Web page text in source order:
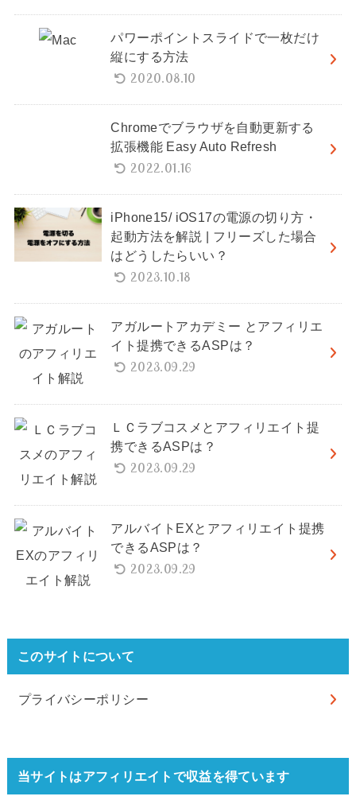
パワーポイントスライドで一枚だけ
縦にする方法
2020.08.10
Chromeでブラウザを自動更新する
拡張機能 Easy Auto Refresh
2022.01.16
iPhone15/ iOS17の電源の切り方・
起動方法を解説 | フリーズした場合
はどうしたらいい？
2023.10.18
アガルートアカデミー とアフィリエ
イト提携できるASPは？
2023.09.29
ＬＣラブコスメとアフィリエイト提
携できるASPは？
2023.09.29
アルバイトEXとアフィリエイト提携
できるASPは？
2023.09.29
このサイトについて
プライバシーポリシー
当サイトはアフィリエイトで収益を得ています